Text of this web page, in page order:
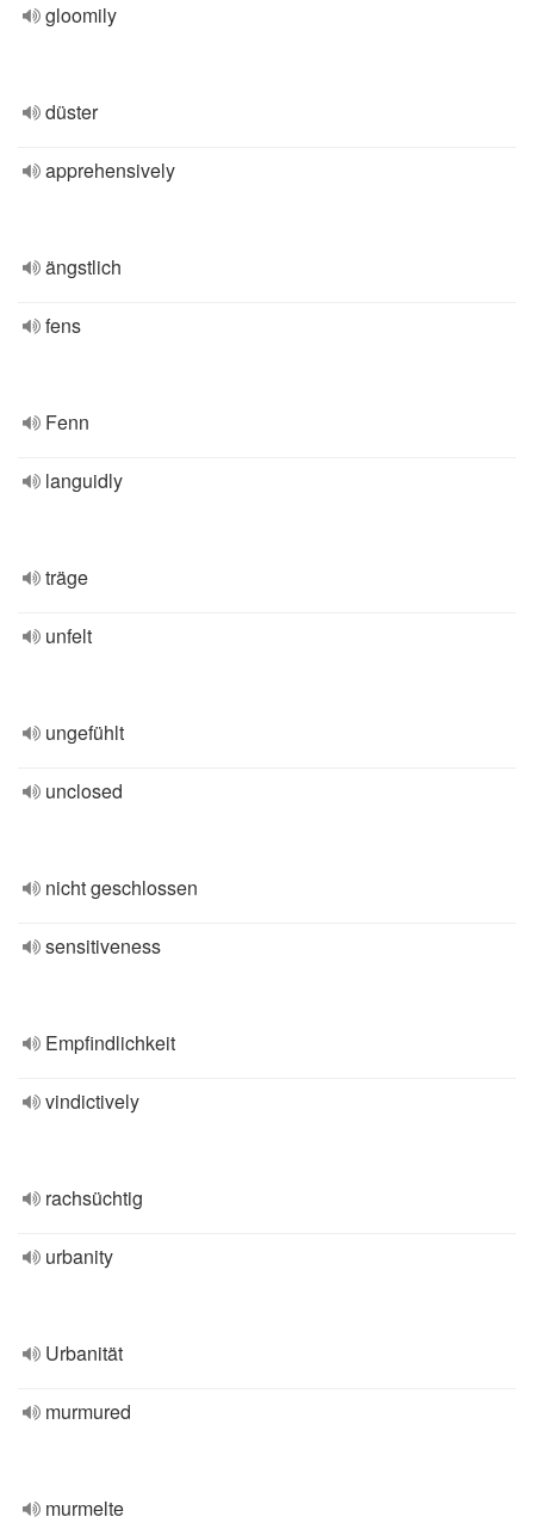
gloomily
düster
apprehensively
ängstlich
fens
Fenn
languidly
träge
unfelt
ungefühlt
unclosed
nicht geschlossen
sensitiveness
Empfindlichkeit
vindictively
rachsüchtig
urbanity
Urbanität
murmured
murmelte